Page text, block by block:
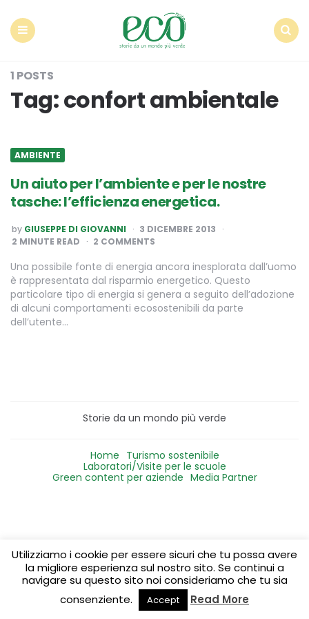
1 POSTS
Tag:confort ambientale
AMBIENTE
Un aiuto per l’ambiente e per le nostre
tasche: l’efficienza energetica.
POSTED
BY
by GIUSEPPE DI GIOVANNI
3 DICEMBRE 2013
2 MINUTE READ 2 COMMENTS
Una possibile fonte di energia ancora inesplorata dall’uomo
è rappresentata dal risparmio energetico. Questo
particolare tipo di energia si genera a seguito dell’adozione
di alcuni comportamenti ecosostenibili da parte
dell’utente…
Storie da un mondo più verde
Home Turismo sostenibile
Laboratori/Visite per le scuole
Green content per aziende Media Partner
Utilizziamo i cookie per essere sicuri che tu possa avere
la migliore esperienza sul nostro sito. Se continui a
navigare su questo sito noi consideriamo che tu sia
consenziente.
Accept Read More